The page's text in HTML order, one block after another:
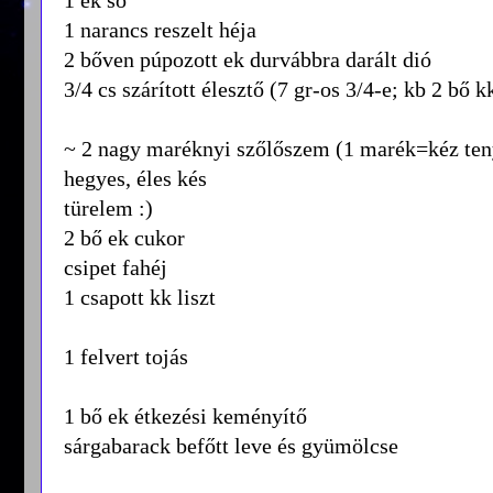
1 narancs reszelt héja
2 bőven púpozott ek durvábbra darált dió
3/4 cs szárított élesztő (7 gr-os 3/4-e; kb 2 bő
~ 2 nagy maréknyi szőlőszem (1 marék=kéz
hegyes, éles kés
türelem :)
2 bő ek cukor
csipet fahéj
1 csapott kk liszt
1 felvert tojás
1 bő ek étkezési keményítő
sárgabarack befőtt leve és gyümölcse